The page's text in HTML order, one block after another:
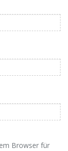
Browser für